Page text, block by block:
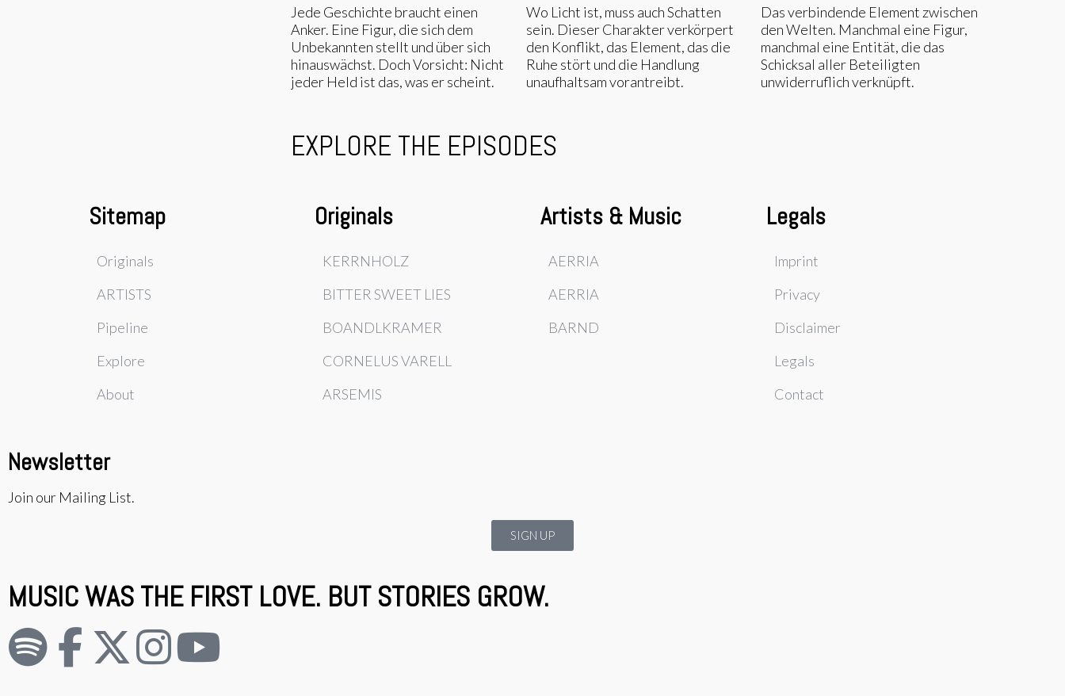
Jede Geschichte braucht einen
Anker. Eine Figur, die sich dem
Unbekannten stellt und über sich
hinauswächst. Doch Vorsicht: Nicht
jeder Held ist das, was er scheint.
Wo Licht ist, muss auch Schatten
sein. Dieser Charakter verkörpert
den Konflikt, das Element, das die
Ruhe stört und die Handlung
unaufhaltsam vorantreibt.
Das verbindende Element zwischen
den Welten. Manchmal eine Figur,
manchmal eine Entität, die das
Schicksal aller Beteiligten
unwiderruflich verknüpft.
EXPLORE THE EPISODES
Sitemap
Originals
ARTISTS
Pipeline
Explore
About
Originals
KERRNHOLZ
BITTER SWEET LIES
BOANDLKRAMER
CORNELUS VARELL
ARSEMIS
Artists & Music
AERRIA
AERRIA
BARND
Legals
Imprint
Privacy
Disclaimer
Legals
Contact
Newsletter
Join our Mailing List.
SIGN UP
MUSIC WAS THE FIRST LOVE. BUT STORIES GROW.